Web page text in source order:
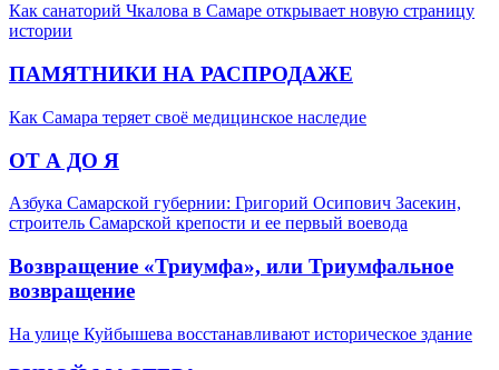
Как санаторий Чкалова в Самаре открывает новую страницу
истории
ПАМЯТНИКИ НА РАСПРОДАЖЕ
Как Самара теряет своё медицинское наследие
ОТ А ДО Я
Азбука Самарской губернии: Григорий Осипович Засекин,
строитель Самарской крепости и ее первый воевода
Возвращение «Триумфа», или Триумфальное
возвращение
На улице Куйбышева восстанавливают историческое здание